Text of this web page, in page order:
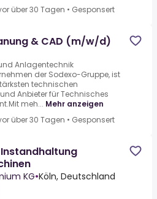
über 30 Tagen • Gesponsert
& CAD (m/w/d)
Anlagentechnik
der Sodexo-Gruppe, ist
technischen
Anbieter für Technisches
meh... Mehr anzeigen
über 30 Tagen • Gesponsert
KG•Köln, Deutschland